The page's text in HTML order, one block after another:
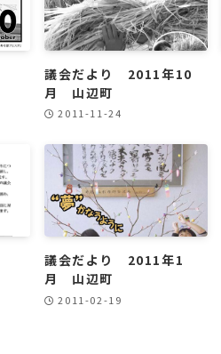
議会だより 2011年10
月 山辺町
2011-11-24
議会だより 2011年1
月 山辺町
2011-02-19